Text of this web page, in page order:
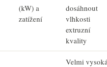
(kW) a
zatížení
dosáhnout
vlhkosti
extruzní
kvality
Velmi